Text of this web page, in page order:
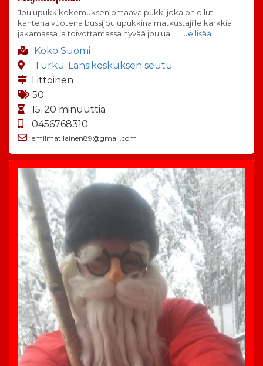
Joulupukkikokemuksen omaava pukki joka on ollut
kahtena vuotena bussijoulupukkina matkustajille karkkia
jakamassa ja toivottamassa hyvää joulua … Lue lisää
Koko Suomi
Turku-Länsikeskuksen seutu
Littoinen
50
15-20 minuuttia
0456768310
emilmatilainen89@gmail.com